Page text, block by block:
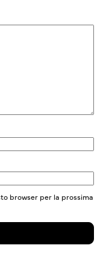
browser per la prossima